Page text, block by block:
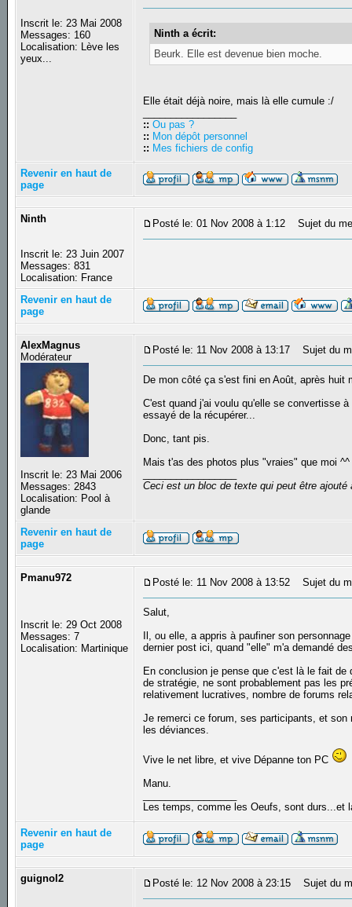
Inscrit le: 23 Mai 2008
Messages: 160
Localisation: Lève les
yeux...
Ninth a écrit:
Beurk. Elle est devenue bien moche.
Elle était déjà noire, mais là elle cumule :/
:: Ou pas ?
:: Mon dépôt personnel
:: Mes fichiers de config
Revenir en haut de
page
Ninth
Inscrit le: 23 Juin 2007
Messages: 831
Localisation: France
Posté le: 01 Nov 2008 à 1:12 Sujet du
Revenir en haut de
page
AlexMagnus
Modérateur
Inscrit le: 23 Mai 2006
Messages: 2843
Localisation: Pool à
glande
Posté le: 11 Nov 2008 à 13:17 Sujet du
De mon côté ça s'est fini en Août, après huit
C'est quand j'ai voulu qu'elle se convertisse
essayé de la récupérer...
Donc, tant pis.
Mais t'as des photos plus "vraies" que moi ^^
Ceci est un bloc de texte qui peut être
Revenir en haut de
page
Pmanu972
Inscrit le: 29 Oct 2008
Messages: 7
Localisation: Martinique
Posté le: 11 Nov 2008 à 13:52 Sujet du
Salut,
Il, ou elle, a appris à paufiner son
dernier post ici, quand "elle" m'a demandé
En conclusion je pense que c'est là le fait
de stratégie, ne sont probablement pas les
relativement lucratives, nombre de forums
Je remerci ce forum, ses participants, et son
les déviances.
Vive le net libre, et vive Dépanne ton PC
Manu.
Les temps, comme les Oeufs, sont
Revenir en haut de
page
guignol2 Posté le: 12 Nov 2008 à 23:15 Sujet du